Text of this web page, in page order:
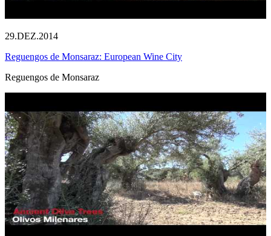
29.DEZ.2014
Reguengos de Monsaraz: European Wine City
Reguengos de Monsaraz